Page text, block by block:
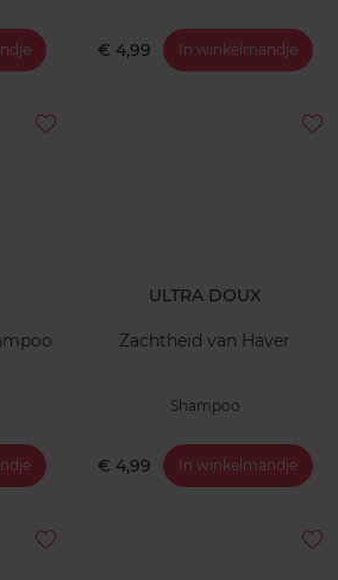
€ 4,99 In winkelmandje
ULTRA DOUX
Zachtheid van Haver
Shampoo
€ 4,99 In winkelmandje